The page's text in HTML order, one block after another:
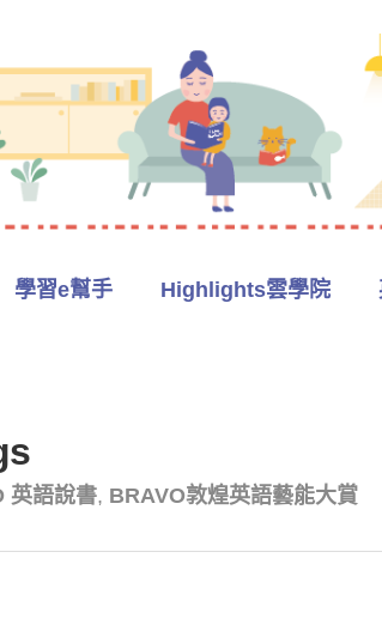
學習e幫手 Highlights雲學院
英語說書, BRAVO敦煌英語藝能大賞